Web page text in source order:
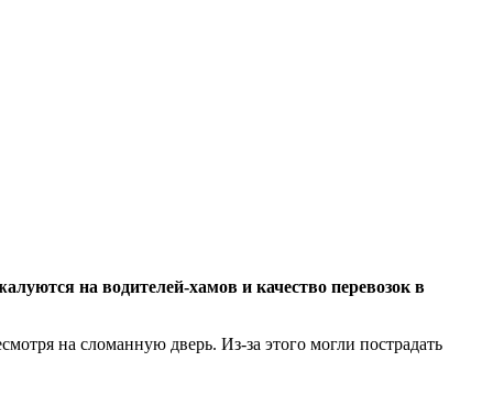
на водителей-хамов и качество перевозок в
на сломанную дверь. Из-за этого могли пострадать